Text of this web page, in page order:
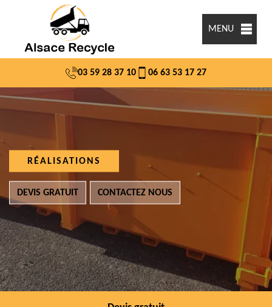
MENU
03 59 28 37 10 06 63 53 17 27
RÉALISATIONS
DEVIS GRATUIT CONTACTEZ NOUS